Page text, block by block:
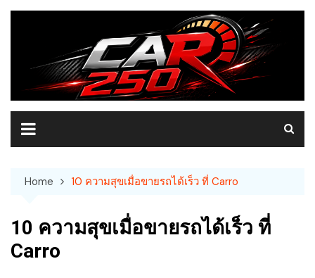
Skip
Home 10 ความสุขเมื่อขายรถได้เร็ว ที่ Carro
10 ความสุขเมื่อขายรถได้เร็ว ที่
Carro